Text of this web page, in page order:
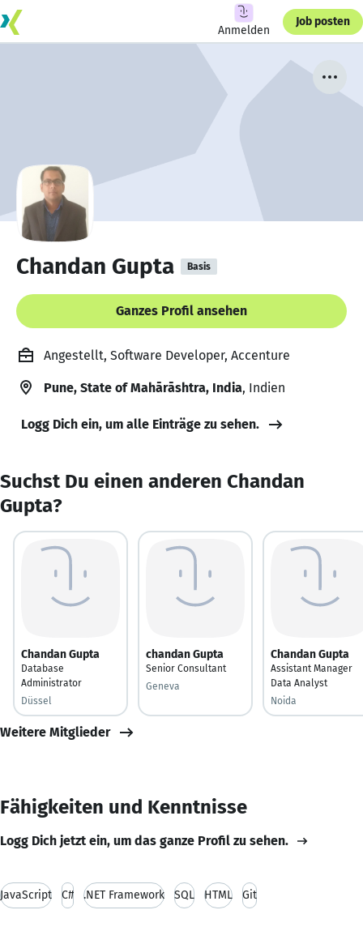
Anmelden
Job posten
Chandan Gupta Basis
Ganzes Profil ansehen
Angestellt, Software Developer, Accenture
Pune, State of Mahārāshtra, India, Indien
Logg Dich ein, um alle Einträge zu sehen.
Suchst Du einen anderen Chandan
Gupta?
Chandan Gupta
Database
Administrator
Düssel
chandan Gupta
Senior Consultant
Geneva
Chandan Gupta
Assistant Manager
Data Analyst
Noida
Weitere Mitglieder
Fähigkeiten und Kenntnisse
Logg Dich jetzt ein, um das ganze Profil zu sehen.
JavaScript C# .NET Framework SQL HTML Git